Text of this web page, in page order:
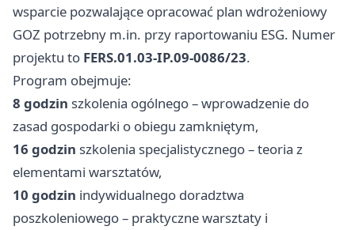
wsparcie pozwalające opracować plan wdrożeniowy
GOZ potrzebny m.in. przy raportowaniu ESG. Numer
projektu to FERS.01.03-IP.09-0086/23.
Program obejmuje:
8 godzin szkolenia ogólnego – wprowadzenie do
zasad gospodarki o obiegu zamkniętym,
16 godzin szkolenia specjalistycznego – teoria z
elementami warsztatów,
10 godzin indywidualnego doradztwa
poszkoleniowego – praktyczne warsztaty i